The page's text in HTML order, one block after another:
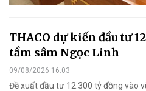
THACO dự kiến đầu tư
tầm sâm Ngọc Linh
09/08/2026 16:03
Đề xuất đầu tư 12.300 tỷ đồng vào